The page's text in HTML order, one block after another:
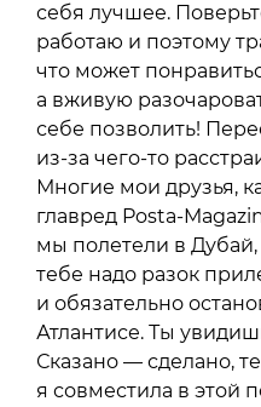
себя лучшее.
работаю и поэтому
что может
а вживую
себе позволить!
из-за чего-то
Многие мои друзья,
главред Posta-
мы полетели в Дубай,
тебе надо разок
и обязательно
Атлантисе. Ты
Сказано — сделано,
я совместила в этой